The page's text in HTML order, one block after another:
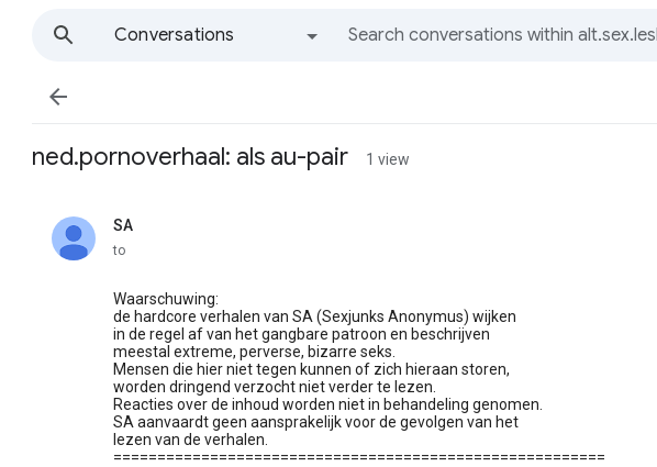
Conversations

ned.pornoverhaal: als au-pair 1 view
SA
unread,
to
Waarschuwing:
de hardcore verhalen van SA (Sexjunks Anonymus) wijken
in de regel af van het gangbare patroon en beschrijven
meestal extreme, perverse, bizarre seks.
Mensen die hier niet tegen kunnen of zich hieraan storen,
worden dringend verzocht niet verder te lezen.
Reacties over de inhoud worden niet in behandeling genomen.
SA aanvaardt geen aansprakelijk voor de gevolgen van het
lezen van de verhalen.
========================================================